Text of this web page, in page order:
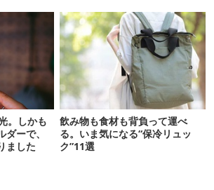
。しかも
ーで、
ました
飲み物も食材も背負って運べ
る。いま気になる“保冷リュッ
ク”11選